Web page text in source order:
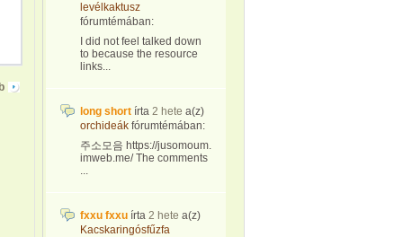
levélkaktusz
fórumtémában:
I did not feel talked down
to because the resource
links...
long short írta 2 hete a(z)
orchideák fórumtémában:
주소모음 https://jusomoum.
imweb.me/ The comments
...
fxxu fxxu írta 2 hete a(z)
Kacskaringósfűzfa